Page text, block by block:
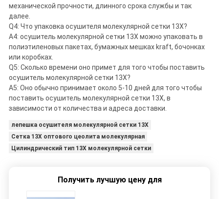
механической прочности, длинного срока службы и так
далее.
Q4: Что упаковка осушителя молекулярной сетки 13X?
A4: осушитель молекулярной сетки 13X можно упаковать в
полиэтиленовых пакетах, бумажных мешках kraft, бочонках
или коробках.
Q5: Сколько времени оно примет для того чтобы поставить
осушитель молекулярной сетки 13X?
A5: Оно обычно принимает около 5-10 дней для того чтобы
поставить осушитель молекулярной сетки 13X, в
зависимости от количества и адреса доставки.
лепешка осушителя молекулярной сетки 13X
Сетка 13X оптового цеолита молекулярная
Цилиндрический тип 13X молекулярной сетки
Получить лучшую цену для